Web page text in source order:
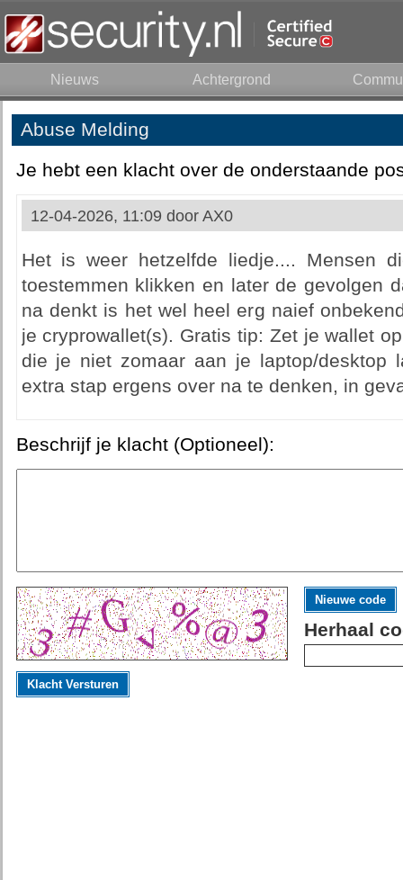
Nieuws Achtergrond
Abuse Melding
Je hebt een klacht over de onderstaande
12-04-2026, 11:09 door AX0
Het is weer hetzelfde liedje.... Mensen
toestemmen klikken en later de gevolgen
na denkt is het wel heel erg naief
je cryprowallet(s). Gratis tip: Zet je wallet
die je niet zomaar aan je laptop/desktop
extra stap ergens over na te denken, in
Beschrijf je klacht (Optioneel):
Nieuwe code
Herhaal
Klacht Versturen